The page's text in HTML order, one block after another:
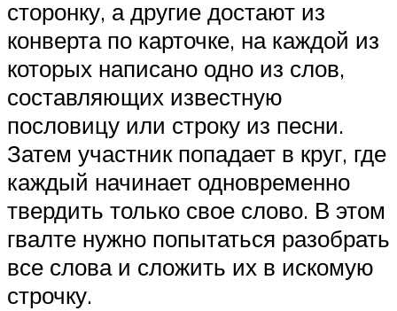
сторонку, а другие достают из
конверта по карточке, на каждой из
которых написано одно из слов,
составляющих известную
пословицу или строку из песни.
Затем участник попадает в круг, где
каждый начинает одновременно
твердить только свое слово. В этом
гвалте нужно попытаться разобрать
все слова и сложить их в искомую
строчку.